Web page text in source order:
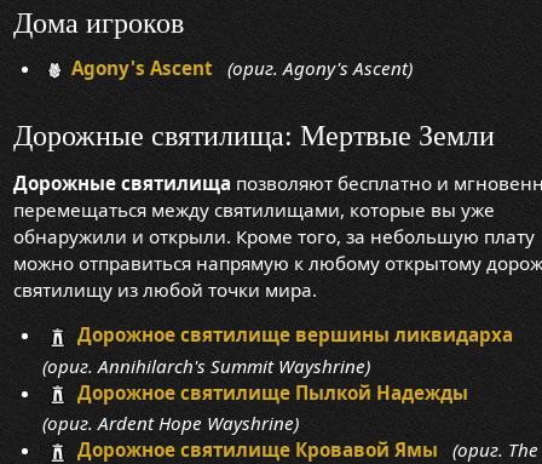
Дома игроков
Agony's Ascent (ориг. Agony's Ascent)
Дорожные святилища: Мертвые Земли
Дорожные святилища позволяют бесплатно и
перемещаться между святилищами, которые вы уже
обнаружили и открыли. Кроме того, за небольшую плату
можно отправиться напрямую к любому открытому
святилищу из любой точки мира.
Дорожное святилище вершины ликвидарха
(ориг. Annihilarch's Summit Wayshrine)
Дорожное святилище Пылкой Надежды
(ориг. Ardent Hope Wayshrine)
Дорожное святилище Кровавой Ямы
(ориг. The